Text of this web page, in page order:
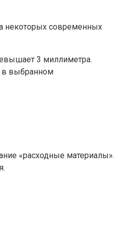
некоторых современных
3 миллиметра.
в выбранном
«расходные материалы».